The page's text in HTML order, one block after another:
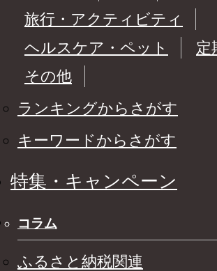
旅行・アクティビティ
ヘルスケア・ペット
定
その他
ランキングからさがす
キーワードからさがす
特集・キャンペーン
コラム
ふるさと納税関連